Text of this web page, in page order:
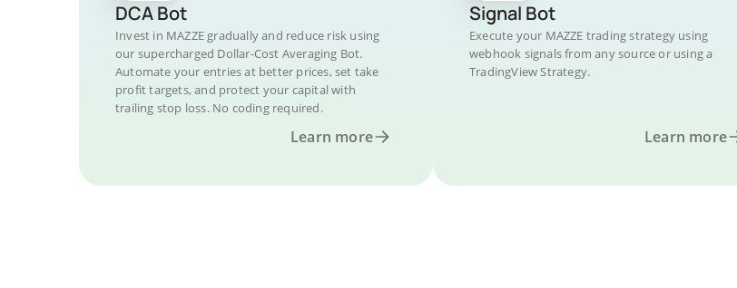
DCA Bot
Invest in MAZZE gradually and reduce risk using
our supercharged Dollar-Cost Averaging Bot.
Automate your entries at better prices, set take
profit targets, and protect your capital with
trailing stop loss. No coding required.
Learn more
Signal Bot
Execute your MAZZE trading strategy using
webhook signals from any source or using a
TradingView Strategy.
Learn more